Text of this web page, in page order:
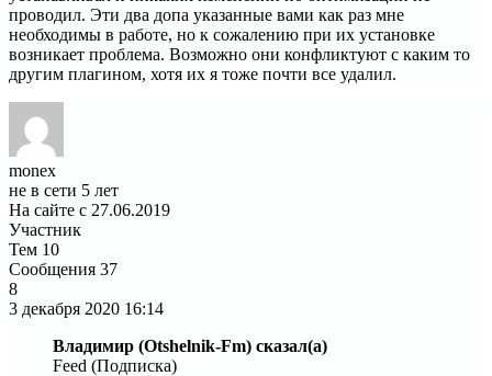
проводил. Эти два допа указанные вами как раз мне
необходимы в работе, но к сожалению при их установке
возникает проблема. Возможно они конфликтуют с каким то
другим плагином, хотя их я тоже почти все удалил.
monex
не в сети 5 лет
На сайте с 27.06.2019
Участник
Тем 10
Сообщения 37
8
3 декабря 2020 16:14
Владимир (Otshelnik-Fm) сказал(а)
Feed (Подписка)